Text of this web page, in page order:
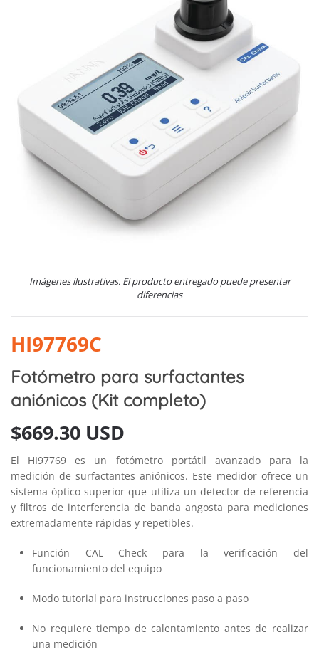
Imágenes ilustrativas. El producto entregado puede presentar
diferencias
HI97769C
Fotómetro para surfactantes
aniónicos (Kit completo)
$669.30 USD
El HI97769 es un fotómetro portátil avanzado para la
medición de surfactantes aniónicos. Este medidor ofrece un
sistema óptico superior que utiliza un detector de referencia
y filtros de interferencia de banda angosta para mediciones
extremadamente rápidas y repetibles.
Función CAL Check para la verificación del
funcionamiento del equipo
Modo tutorial para instrucciones paso a paso
No requiere tiempo de calentamiento antes de realizar
una medición